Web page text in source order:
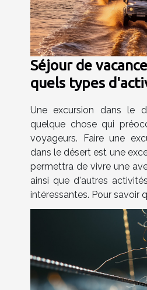
Séjour de
quels types
le désert ?
Une excursion dans le
quelque chose qui
voyageurs. Faire une
dans le désert est une
permettra de vivre une
ainsi que d'autres
intéressantes. Pour savoir